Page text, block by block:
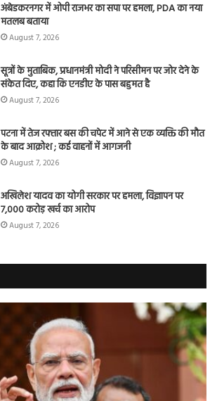
अंबेडकरनगर में ओपी राजभर का सपा पर हमला, PDA का नया
मतलब बताया
August 7, 2026
सूत्रों के मुताबिक, प्रधानमंत्री मोदी ने परिसीमन पर जोर देने के
संकेत दिए, कहा कि एनडीए के पास बहुमत है
August 7, 2026
पटना में तेज रफ्तार बस की चपेट में आने से एक व्यक्ति की मौत
के बाद आक्रोश ; कई वाहनों में आगजनी
August 7, 2026
अखिलेश यादव का योगी सरकार पर हमला, विज्ञापन पर
7,000 करोड़ खर्च का आरोप
August 7, 2026